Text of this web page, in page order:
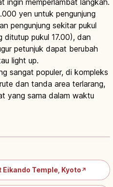
yen untuk pengunjung
pengunjung sekitar pukul
pukul 17.00), dan
petunjuk dapat berubah
light up.
sangat populer, di kompleks
dan tanda area terlarang,
yang sama dalam waktu
Temple, Kyoto↗